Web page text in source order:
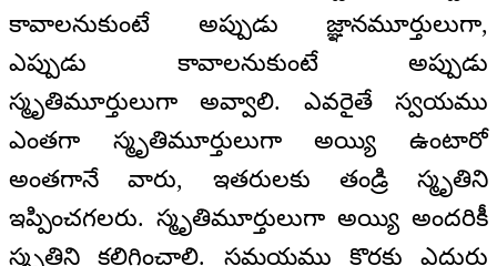
కావాలనుకుంటే అప్పుడు జ్ఞానమూర్తులుగా,
ఎప్పుడు కావాలనుకుంటే అప్పుడు
స్మృతిమూర్తులుగా అవ్వాలి. ఎవరైతే స్వయము
ఎంతగా స్మృతిమూర్తులుగా అయ్యి ఉంటారో
అంతగానే వారు, ఇతరులకు తండ్రి స్మృతిని
ఇప్పించగలరు. స్మృతిమూర్తులుగా అయ్యి అందరికీ
స్మృతిని కలిగించాలి. సమయము కొరకు ఎదురు